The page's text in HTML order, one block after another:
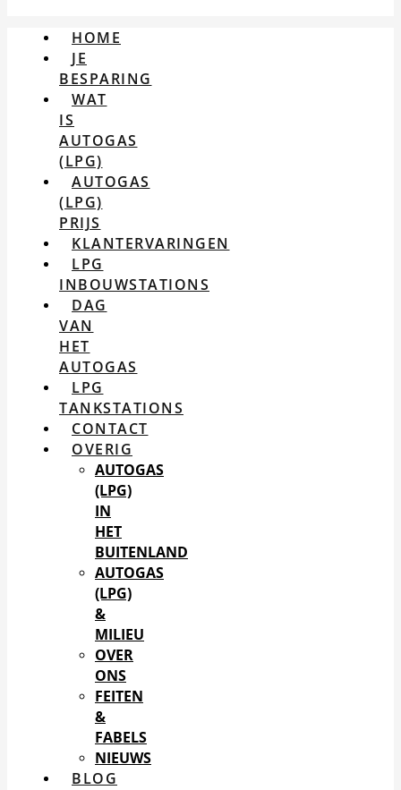
HOME
JE
BESPARING
WAT
IS
AUTOGAS
(LPG)
AUTOGAS
(LPG)
PRIJS
KLANTERVARINGEN
LPG
INBOUWSTATIONS
DAG
VAN
HET
AUTOGAS
LPG
TANKSTATIONS
CONTACT
OVERIG
AUTOGAS
(LPG)
IN
HET
BUITENLAND
AUTOGAS
(LPG)
&
MILIEU
OVER
ONS
FEITEN
&
FABELS
NIEUWS
BLOG